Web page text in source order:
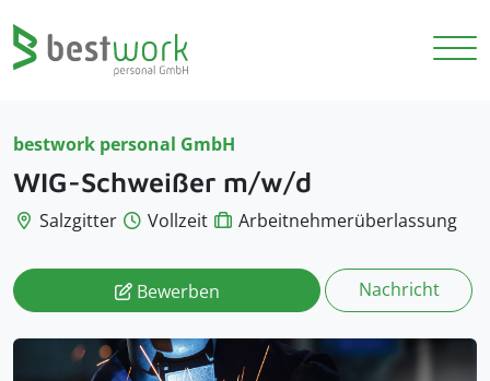
bestwork personal GmbH
WIG-Schweißer m/w/d
Salzgitter Vollzeit Arbeitnehmerüberlassung
Bewerben Nachricht